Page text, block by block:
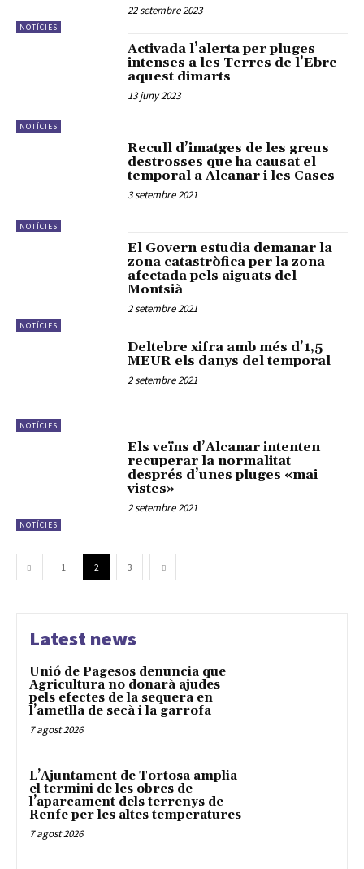
NOTÍCIES
22 setembre 2023
NOTÍCIES
Activada l’alerta per pluges
intenses a les Terres de l’Ebre
aquest dimarts
13 juny 2023
NOTÍCIES
Recull d’imatges de les greus
destrosses que ha causat el
temporal a Alcanar i les Cases
3 setembre 2021
NOTÍCIES
El Govern estudia demanar la
zona catastròfica per la zona
afectada pels aiguats del
Montsià
2 setembre 2021
NOTÍCIES
Deltebre xifra amb més d’1,5
MEUR els danys del temporal
2 setembre 2021
NOTÍCIES
Els veïns d’Alcanar intenten
recuperar la normalitat
després d’unes pluges «mai
vistes»
2 setembre 2021
1 2 3
Latest news
Unió de Pagesos denuncia que
Agricultura no donarà ajudes
pels efectes de la sequera en
l’ametlla de secà i la garrofa
7 agost 2026
L’Ajuntament de Tortosa amplia
el termini de les obres de
l’aparcament dels terrenys de
Renfe per les altes temperatures
7 agost 2026